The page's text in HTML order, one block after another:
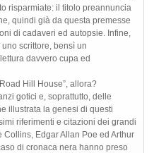
risparmiate: il titolo preannuncia
quindi già da questa premesse
di cadaveri ed autopsie. Infine,
scrittore, bensì un
davvero cupa ed
Hill House”, allora?
gotici e, soprattutto, delle
illustrata la genesi di questi
riferimenti e citazioni dei grandi
Edgar Allan Poe ed Arthur
di cronaca nera hanno preso